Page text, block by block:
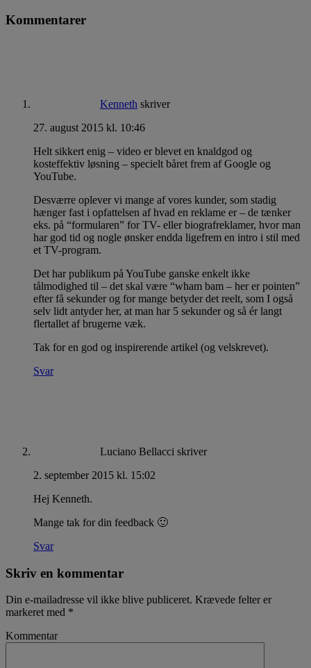
Kommentarer
Kenneth skriver
27. august 2015 kl. 10:46
Helt sikkert enig – video er blevet en knaldgod og
kosteffektiv løsning – specielt båret frem af Google og
YouTube.
Desværre oplever vi mange af vores kunder, som stadig
hænger fast i opfattelsen af hvad en reklame er – de tænker
eks. på “formularen” for TV- eller biografreklamer, hvor man
har god tid og nogle ønsker endda ligefrem en intro i stil med
et TV-program.
Det har publikum på YouTube ganske enkelt ikke
tålmodighed til – det skal være “wham bam – her er pointen”
efter få sekunder og for mange betyder det reelt, som I også
selv lidt antyder her, at man har 5 sekunder og så ér langt
flertallet af brugerne væk.
Tak for en god og inspirerende artikel (og velskrevet).
Svar
Luciano Bellacci skriver
2. september 2015 kl. 15:02
Hej Kenneth.
Mange tak for din feedback 🙂
Svar
Skriv en kommentar
Din e-mailadresse vil ikke blive publiceret. Krævede felter er
markeret med *
Kommentar